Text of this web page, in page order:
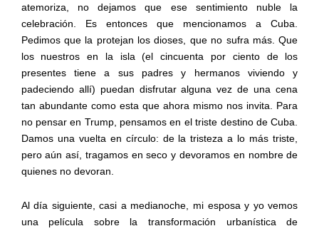
atemoriza, no dejamos que ese sentimiento nuble la
celebración. Es entonces que mencionamos a Cuba.
Pedimos que la protejan los dioses, que no sufra más. Que
los nuestros en la isla (el cincuenta por ciento de los
presentes tiene a sus padres y hermanos viviendo y
padeciendo allí) puedan disfrutar alguna vez de una cena
tan abundante como esta que ahora mismo nos invita. Para
no pensar en Trump, pensamos en el triste destino de Cuba.
Damos una vuelta en círculo: de la tristeza a lo más triste,
pero aún así, tragamos en seco y devoramos en nombre de
quienes no devoran.
Al día siguiente, casi a medianoche, mi esposa y yo vemos
una película sobre la transformación urbanística de